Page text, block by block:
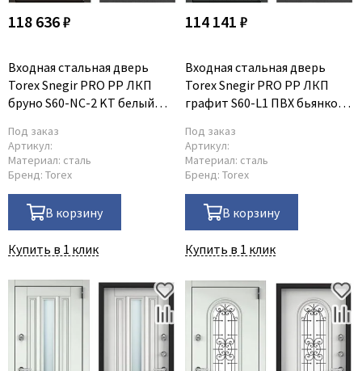
118 636 ₽
Входная стальная дверь
Torex Snegir PRO PP ЛКП
бруно S60-NС-2 KT белый
Под заказ
Артикул:
Материал: сталь
Бренд: Torex
В корзину
Купить в 1 клик
114 141 ₽
Входная стальная дверь
Torex Snegir PRO PP ЛКП
графит S60-L1 ПВХ бьянко
Под заказ
Артикул:
Материал: сталь
Бренд: Torex
В корзину
Купить в 1 клик